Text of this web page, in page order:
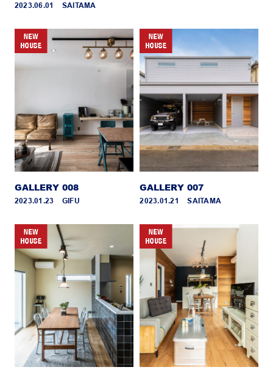
2023.06.01 _ SAITAMA
GALLERY 008
2023.01.23 _ GIFU
GALLERY 007
2023.01.21 _ SAITAMA